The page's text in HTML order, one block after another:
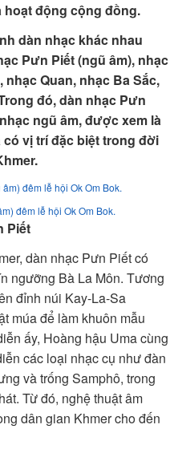
động cộng đồng.
dàn nhạc khác nhau
Pưn Piết (ngũ âm), nhạc
Quan, nhạc Ba Sắc,
đó, dàn nhạc Pưn
ngũ âm, được xem là
vị trí đặc biệt trong đời
đêm lễ hội Ok Om Bok.
Piết
dàn nhạc Pưn Piết có
ngưỡng Bà La Môn. Tương
đỉnh núi Kay-La-Sa
múa để làm khuôn mẫu
ấy, Hoàng hậu Uma cùng
các loại nhạc cụ như đàn
và trống Samphô, trong
Từ đó, nghệ thuật âm
dân gian Khmer cho đến